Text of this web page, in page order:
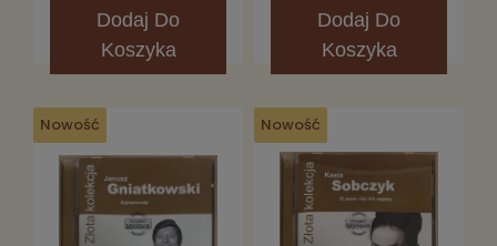
Dodaj Do
Koszyka
Dodaj Do
Koszyka
Nowość Nowość